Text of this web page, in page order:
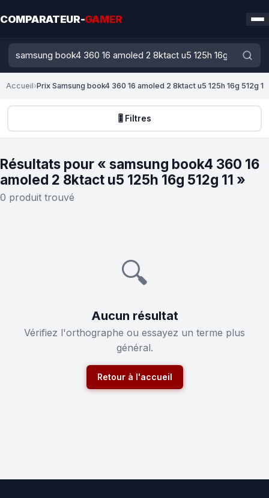
COMPARATEUR-GAMER
Accueil›Prix Samsung book4 360 16 amoled 2 8ktact u5 125h 16g 512g 1
🎚️ Filtres
Résultats pour « samsung book4 360 16
amoled 2 8ktact u5 125h 16g 512g 11 »
0 produit trouvé
🔍
Aucun résultat
Vérifiez l'orthographe ou essayez un terme plus
général.
Retour à l'accueil